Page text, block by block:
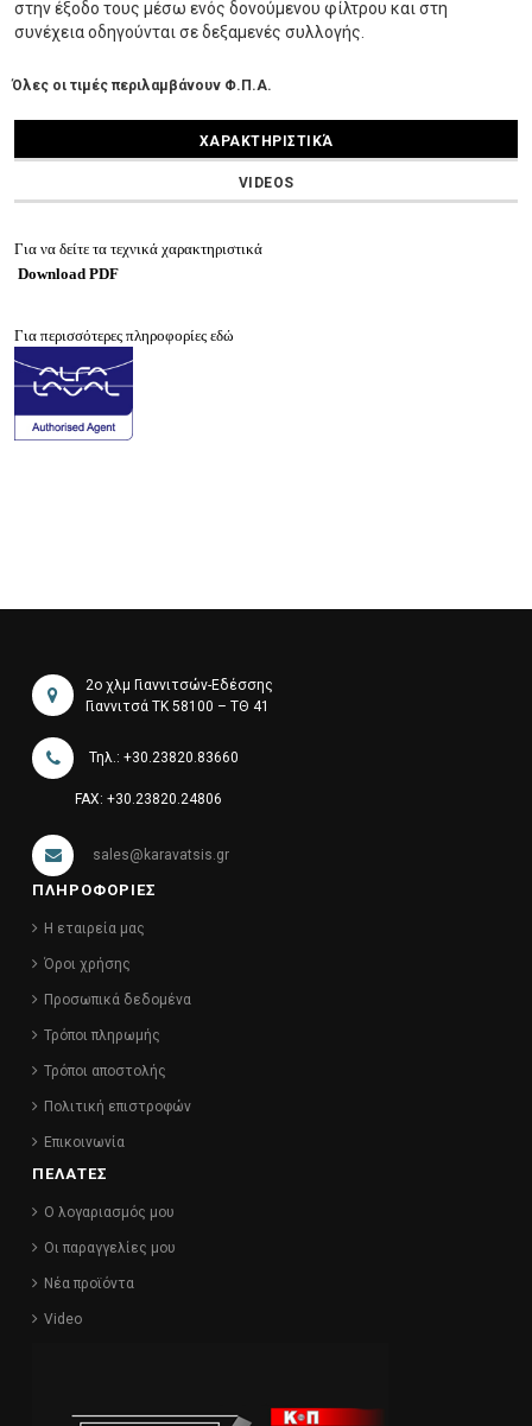
στην έξοδο τους μέσω ενός δονούμενου φίλτρου και στη
συνέχεια οδηγούνται σε δεξαμενές συλλογής.
Όλες οι τιμές περιλαμβάνουν Φ.Π.Α.
ΧΑΡΑΚΤΗΡΙΣΤΙΚΆ
VIDEOS
Για να δείτε τα τεχνικά χαρακτηριστικά
Download PDF
Για περισσότερες πληροφορίες εδώ
2ο χλμ Γιαννιτσών-Εδέσσης
Γιαννιτσά ΤΚ 58100 – ΤΘ 41
Τηλ.: +30.23820.83660
FAX: +30.23820.24806
sales@karavatsis.gr
ΠΛΗΡΟΦΟΡΙΕΣ
Η εταιρεία μας
Όροι χρήσης
Προσωπικά δεδομένα
Τρόποι πληρωμής
Τρόποι αποστολής
Πολιτική επιστροφών
Επικοινωνία
ΠΕΛΑΤΕΣ
Ο λογαριασμός μου
Οι παραγγελίες μου
Νέα προϊόντα
Video